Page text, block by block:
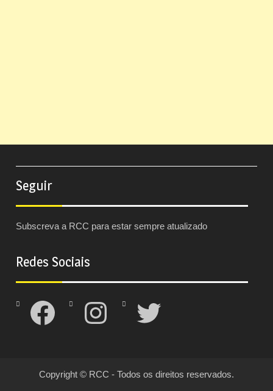
Seguir
Subscreva a RCC para estar sempre atualizado
Redes Sociais
Facebook Instagram Twitter
Copyright © RCC - Todos os direitos reservados.